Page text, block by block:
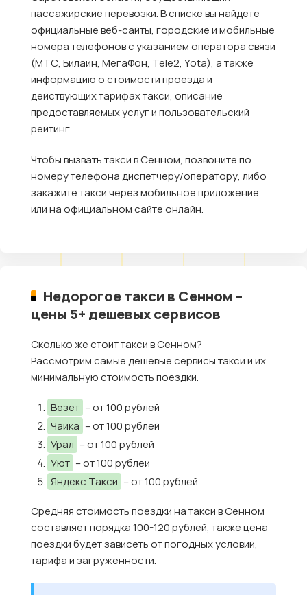
пассажирские перевозки. В списке вы найдете
официальные веб-сайты, городские и мобильные
номера телефонов с указанием оператора связи
(МТС, Билайн, МегаФон, Tele2, Yota), а также
информацию о стоимости проезда и
действующих тарифах такси, описание
предоставляемых услуг и пользовательский
рейтинг.
Чтобы вызвать такси в Сенном, позвоните по
номеру телефона диспетчеру/оператору, либо
закажите такси через мобильное приложение
или на официальном сайте онлайн.
Недорогое такси в Сенном –
цены 5+ дешевых сервисов
Сколько же стоит такси в Сенном?
Рассмотрим самые дешевые сервисы такси и их
минимальную стоимость поездки.
Везет – от 100 рублей
Чайка – от 100 рублей
Урал – от 100 рублей
Уют – от 100 рублей
Яндекс Такси – от 100 рублей
Средняя стоимость поездки на такси в Сенном
составляет порядка 100-120 рублей, также цена
поездки будет зависеть от погодных условий,
тарифа и загруженности.